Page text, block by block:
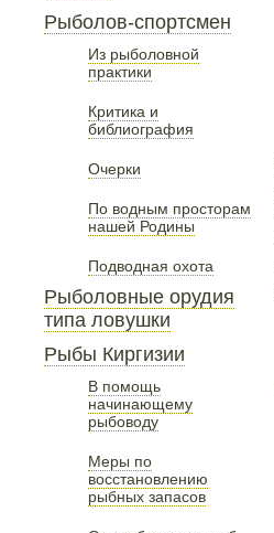
Рыболов-спортсмен
Из рыболовной
практики
Критика и
библиография
Очерки
По водным просторам
нашей Родины
Подводная охота
Рыболовные орудия
типа ловушки
Рыбы Киргизии
В помощь
начинающему
рыбоводу
Меры по
восстановлению
рыбных запасов